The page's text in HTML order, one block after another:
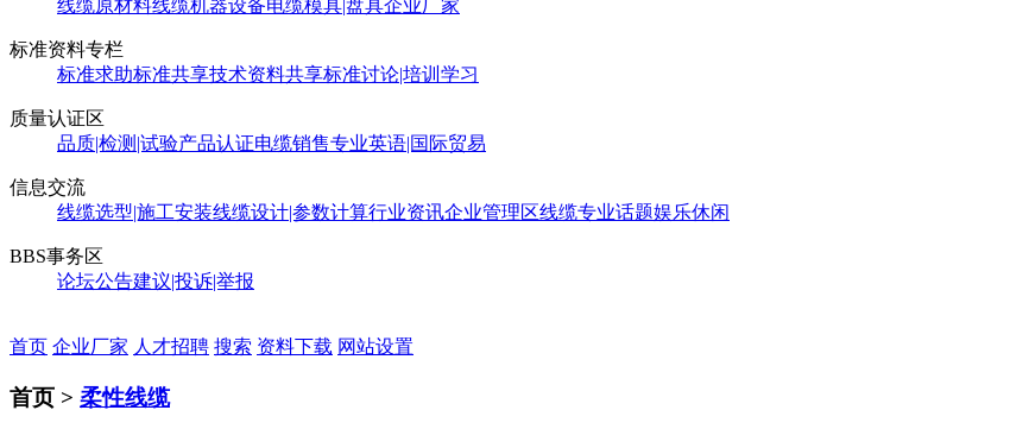
线缆原材料线缆机器设备电缆模具|盘具企业厂家
标准资料专栏
标准求助标准共享技术资料共享标准讨论|培训学习
质量认证区
品质|检测|试验产品认证电缆销售专业英语|国际贸易
信息交流
线缆选型|施工安装线缆设计|参数计算行业资讯企业管理区线缆专业话题娱乐休闲
BBS事务区
论坛公告建议|投诉|举报
首页 企业厂家 人才招聘 搜索 资料下载 网站设置
首页 > 柔性线缆